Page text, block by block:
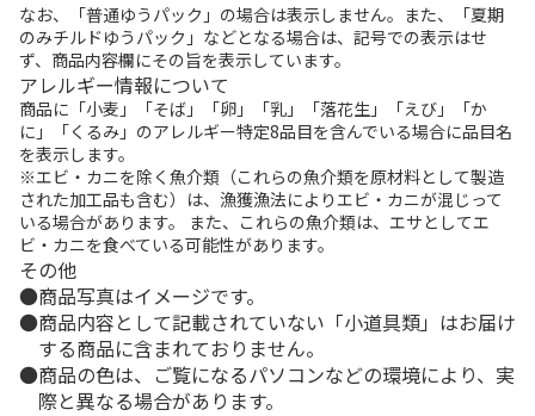
なお、「普通ゆうパック」の場合は表示しません。また、「夏期
のみチルドゆうパック」などとなる場合は、記号での表示はせ
ず、商品内容欄にその旨を表示しています。
アレルギー情報について
商品に「小麦」「そば」「卵」「乳」「落花生」「えび」「か
に」「くるみ」のアレルギー特定8品目を含んでいる場合に品目名
を表示します。
※エビ・カニを除く魚介類（これらの魚介類を原材料として製造
された加工品も含む）は、漁獲漁法によりエビ・カニが混じって
いる場合があります。 また、これらの魚介類は、エサとしてエ
ビ・カニを食べている可能性があります。
その他
商品写真はイメージです。
商品内容として記載されていない「小道具類」はお届け
する商品に含まれておりません。
商品の色は、ご覧になるパソコンなどの環境により、実
際と異なる場合があります。